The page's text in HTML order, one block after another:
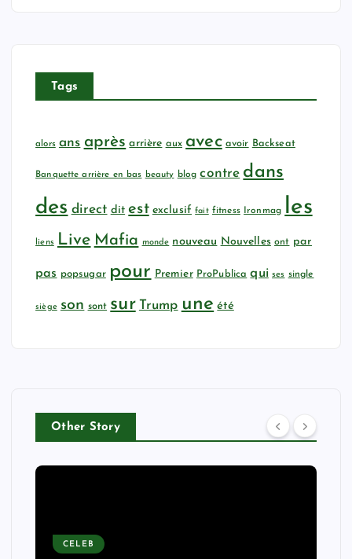
Tags
alors ans après arrière aux avec avoir Backseat
Banquette arrière en bas beauty blog contre dans
des direct dit est exclusif fait fitness Ironmag les
liens Live Mafia monde nouveau Nouvelles ont par
pas popsugar pour Premier ProPublica qui ses single
siège son sont sur Trump une été
Other Story
CELEB